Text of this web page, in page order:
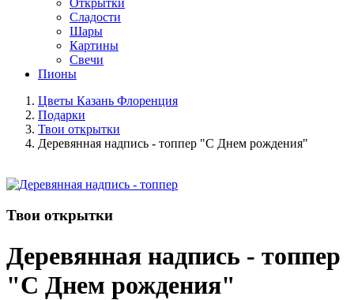
Открытки
Сладости
Шары
Картины
Свечи
Пионы
Цветы Казань Флоренция
Подарки
Твои открытки
Деревянная надпись - топпер "С Днем рождения"
Твои открытки
Деревянная надпись - топпер
"С Днем рождения"